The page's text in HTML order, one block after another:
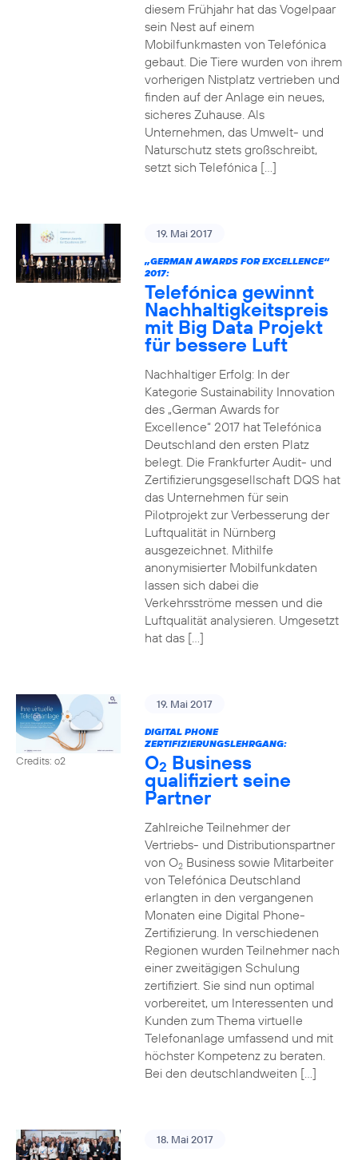
diesem Frühjahr hat das Vogelpaar
sein Nest auf einem
Mobilfunkmasten von Telefónica
gebaut. Die Tiere wurden von ihrem
vorherigen Nistplatz vertrieben und
finden auf der Anlage ein neues,
sicheres Zuhause. Als
Unternehmen, das Umwelt- und
Naturschutz stets großschreibt,
setzt sich Telefónica […]
19. Mai 2017
„GERMAN AWARDS FOR EXCELLENCE“
2017:
Telefónica gewinnt
Nachhaltigkeitspreis
mit Big Data Projekt
für bessere Luft
Nachhaltiger Erfolg: In der
Kategorie Sustainability Innovation
des „German Awards for
Excellence“ 2017 hat Telefónica
Deutschland den ersten Platz
belegt. Die Frankfurter Audit- und
Zertifizierungsgesellschaft DQS hat
das Unternehmen für sein
Pilotprojekt zur Verbesserung der
Luftqualität in Nürnberg
ausgezeichnet. Mithilfe
anonymisierter Mobilfunkdaten
lassen sich dabei die
Verkehrsströme messen und die
Luftqualität analysieren. Umgesetzt
hat das […]
Credits: o2
19. Mai 2017
DIGITAL PHONE
ZERTIFIZIERUNGSLEHRGANG:
O2 Business
qualifiziert seine
Partner
Zahlreiche Teilnehmer der
Vertriebs- und Distributionspartner
von O2Business sowie Mitarbeiter
von Telefónica Deutschland
erlangten in den vergangenen
Monaten eine Digital Phone-
Zertifizierung. In verschiedenen
Regionen wurden Teilnehmer nach
einer zweitägigen Schulung
zertifiziert. Sie sind nun optimal
vorbereitet, um Interessenten und
Kunden zum Thema virtuelle
Telefonanlage umfassend und mit
höchster Kompetenz zu beraten.
Bei den deutschlandweiten […]
18. Mai 2017